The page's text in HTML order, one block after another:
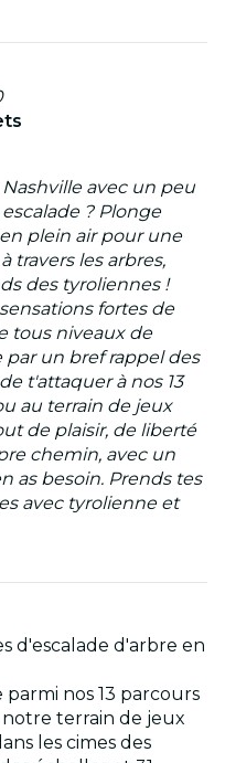
avec un peu
? Plonge
plein air pour une
travers les arbres,
des tyroliennes !
fortes de
tous niveaux de
un bref rappel des
t'attaquer à nos 13
au terrain de jeux
de plaisir, de liberté
chemin, avec un
as besoin. Prends tes
avec tyrolienne et
d'escalade d'arbre en
nos 13 parcours
notre terrain de jeux
les cimes des